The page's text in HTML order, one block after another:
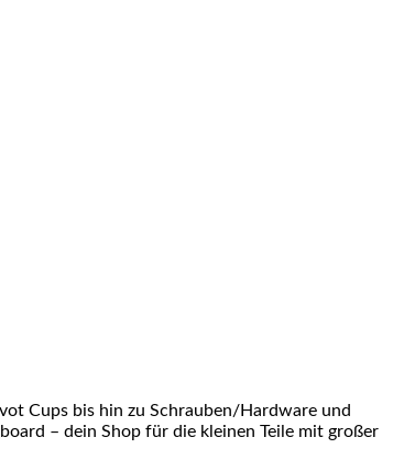
Cups bis hin zu Schrauben/Hardware und
– dein Shop für die kleinen Teile mit großer